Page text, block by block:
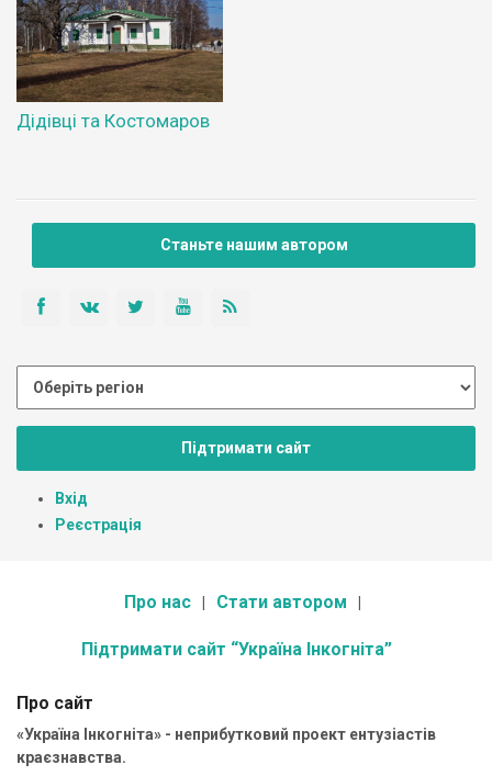
Дідівці та Костомаров
Станьте нашим автором
Підтримати сайт
Вхід
Реєстрація
Про нас Стати автором
Підтримати сайт “Україна Інкогніта”
Про сайт
«Україна Інкогніта» - неприбутковий проект ентузіастів
краєзнавства.